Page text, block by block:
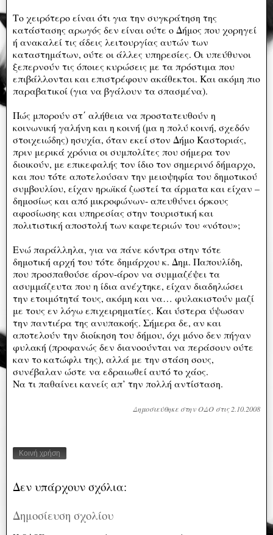
Το χειρότερο είναι ότι για την συγκράτηση της
κατάστασης αρωγός δεν είναι ούτε ο Δήμος που χορηγεί
ή ανακαλεί τις άδεις λειτουργίας αυτών των
καταστημάτων, ούτε οι άλλες υπηρεσίες. Οι υπεύθυνοι
ξεπερνούν τις όποιες κυρώσεις με τα πρόστιμα που
επιβάλλονται και επιστρέφουν ακάθεκτοι. Και ακόμη πιο
παραβατικοί (για να βγάλουν τα σπασμένα).
Πώς μπορούν στ΄ αλήθεια να προστατευθούν η
κοινωνική γαλήνη και η κοινή (μα η πολύ κοινή, σχεδόν
στοιχειώδης) ησυχία, όταν εκεί στον Δήμο Καστοριάς,
πριν μερικά χρόνια οι συμπολίτες που σήμερα τον
διοικούν, με επικεφαλής τον ίδιο τον σημερινό δήμαρχο,
και που τότε αποτελούσαν την μειοψηφία του δημοτικού
συμβουλίου, είχαν ηρωϊκά ζωστεί τα άρματα και είχαν –
δημοσίως και από μικροφώνων- απευθύνει όρκους
αφοσίωσης και υπηρεσίας στην τουριστική και
πολιτιστική αποστολή των καφετεριών του «νότου»;
Ενώ παράλληλα, για να πάνε κόντρα στην τότε
δημοτική αρχή του τότε δημάρχου κ. Δημ. Παπουλίδη,
που προσπαθούσε άρον-άρον να συμμαζέψει τα
ασυμμάζευτα που η ίδια ανέχτηκε, είχαν διαδηλώσει
την ετοιμότητά τους, ακόμη και να… φυλακιστούν μαζί
με τους εν λόγω επιχειρηματίες. Και ύστερα ύψωσαν
την παντιέρα της ανυπακοής. Σήμερα δε, αν και
αποτελούν την διοίκηση του δήμου, όχι μόνο δεν πήγαν
φυλακή (προφανώς δεν διανοούνται να περάσουν ούτε
καν το κατώφλι της), αλλά με την στάση σους,
συνέβαλαν ώστε να εδραιωθεί αυτό το χάος.
Να τι παθαίνει κανείς απ’ την πολλή αντίσταση.
Δημοσιεύθηκε στην ΟΔΟ στις 2.10.2008
Κοινή χρήση
Δεν υπάρχουν σχόλια:
Δημοσίευση σχολίου